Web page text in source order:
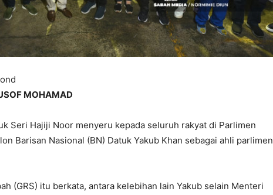
MOHAMAD
Seri Hajiji Noor menyeru kepada seluruh rakyat di Parlimen
Barisan Nasional (BN) Datuk Yakub Khan sebagai ahli parlimen
(GRS) itu berkata, antara kelebihan lain Yakub selain Menteri